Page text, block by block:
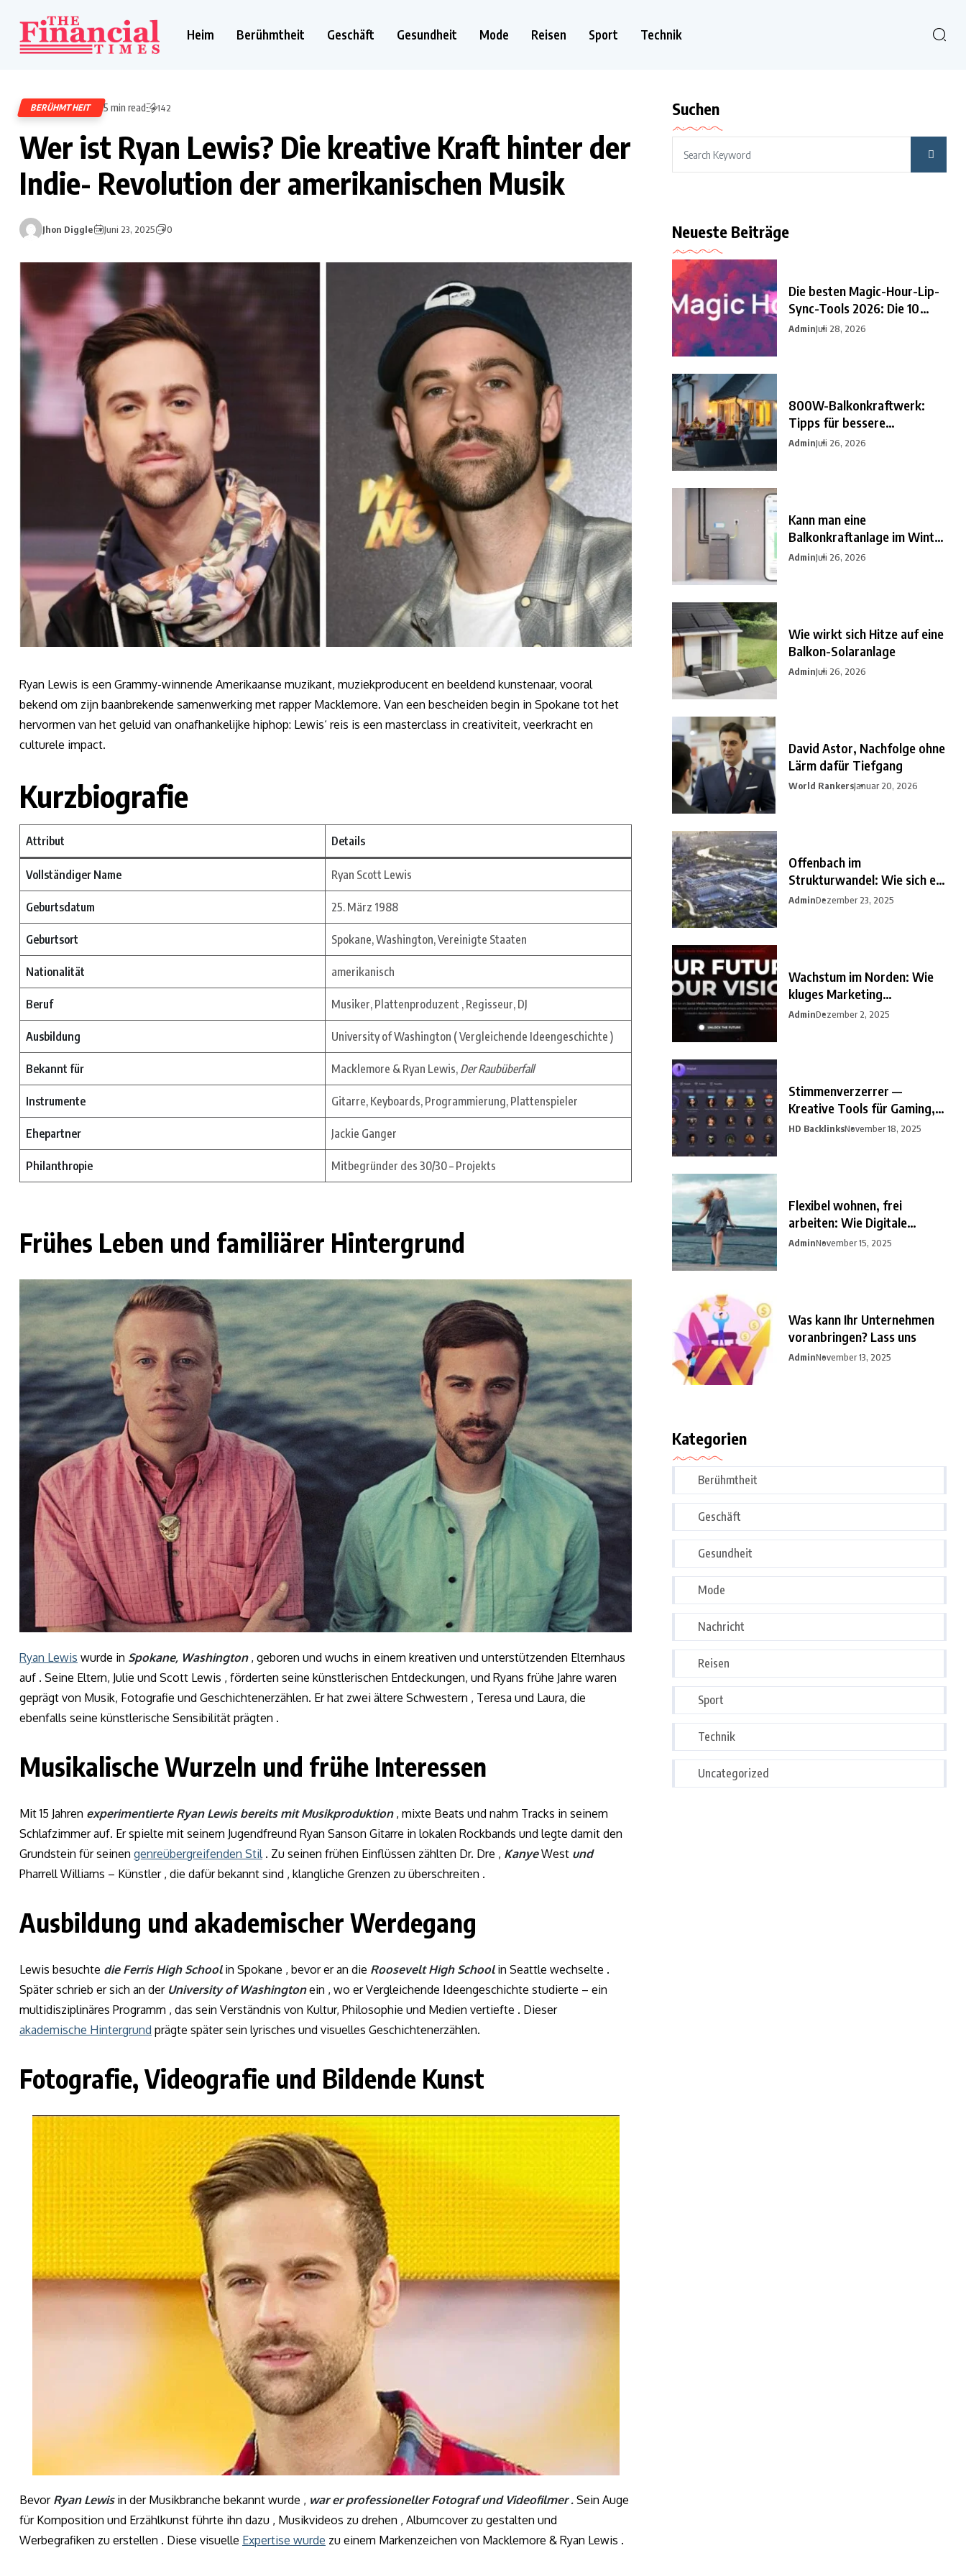
Heim Berühmtheit Geschäft Gesundheit Mode Reisen Sport Technik
BERÜHMTHEIT 5 min read 142
Wer ist Ryan Lewis? Die kreative Kraft hinter der
Indie- Revolution der amerikanischen Musik
Jhon Diggle Juni 23, 2025 0
Ryan Lewis is een Grammy-winnende Amerikaanse muzikant, muziekproducent en beeldend kunstenaar, vooral
bekend om zijn baanbrekende samenwerking met rapper Macklemore. Van een bescheiden begin in Spokane tot het
hervormen van het geluid van onafhankelijke hiphop: Lewis‘ reis is een masterclass in creativiteit, veerkracht en
culturele impact.
Kurzbiografie
Attribut Details
Vollständiger Name Ryan Scott Lewis
Geburtsdatum​​ 25. März 1988
Geburtsort​​ Spokane, Washington, Vereinigte Staaten
Nationalität amerikanisch
Beruf Musiker, Plattenproduzent , Regisseur, DJ
Ausbildung University of Washington ( Vergleichende Ideengeschichte )
Bekannt für Macklemore & Ryan Lewis, Der Raubüberfall
Instrumente Gitarre, Keyboards, Programmierung, Plattenspieler
Ehepartner Jackie Ganger
Philanthropie Mitbegründer des 30/30 – Projekts
Frühes Leben und familiärer Hintergrund
Ryan Lewis wurde in Spokane, Washington, geboren und wuchs in einem kreativen und unterstützenden Elternhaus
auf . Seine Eltern, Julie und Scott Lewis , förderten seine künstlerischen Entdeckungen, und Ryans frühe Jahre waren
geprägt von Musik, Fotografie und Geschichtenerzählen. Er hat zwei ältere Schwestern , Teresa und Laura, die
ebenfalls seine künstlerische Sensibilität prägten .
Musikalische Wurzeln und frühe Interessen
Mit 15 Jahren experimentierte Ryan Lewis bereits mit Musikproduktion, mixte Beats und nahm Tracks in seinem
Schlafzimmer auf. Er spielte mit seinem Jugendfreund Ryan Sanson Gitarre in lokalen Rockbands und legte damit den
Grundstein für seinen genreübergreifenden Stil . Zu seinen frühen Einflüssen zählten Dr. Dre , KanyeWest und
Pharrell Williams – Künstler , die dafür bekannt sind , klangliche Grenzen zu überschreiten .
Ausbildung und akademischer Werdegang
Lewis besuchte die Ferris High Schoolin Spokane , bevor er an die Roosevelt High Schoolin Seattle wechselte .
Später schrieb er sich an der University of Washingtonein , wo er Vergleichende Ideengeschichte studierte – ein
multidisziplinäres Programm , das sein Verständnis von Kultur, Philosophie und Medien vertiefte . Dieser
akademische Hintergrund prägte später sein lyrisches und visuelles Geschichtenerzählen.
Fotografie, Videografie und Bildende Kunst
Bevor Ryan Lewisin der Musikbranche bekannt wurde , war er professioneller Fotograf und Videofilmer . Sein Auge
für Komposition und Erzählkunst führte ihn dazu , Musikvideos zu drehen , Albumcover zu gestalten und
Werbegrafiken zu erstellen . Diese visuelle Expertise wurde zu einem Markenzeichen von Macklemore & Ryan Lewis .
Suchen
Neueste Beiträge
Die besten Magic-Hour-Lip-
Sync-Tools 2026: Die 10
besten
AdminJuli 28, 2026
800W-Balkonkraftwerk:
Tipps für bessere
Einsparungen
AdminJuli 26, 2026
Kann man eine
Balkonkraftanlage im Winter
nutzen?
AdminJuli 26, 2026
Wie wirkt sich Hitze auf eine
Balkon-Solaranlage
AdminJuli 26, 2026
David Astor, Nachfolge ohne
Lärm dafür Tiefgang
World RankersJanuar 20, 2026
Offenbach im
Strukturwandel: Wie sich ein
unterschätzter
AdminDezember 23, 2025
Wachstum im Norden: Wie
kluges Marketing
Unternehmen
AdminDezember 2, 2025
Stimmenverzerrer —
Kreative Tools für Gaming,
Streaming
HD BacklinksNovember 18, 2025
Flexibel wohnen, frei
arbeiten: Wie Digitale
Nomaden
AdminNovember 15, 2025
Was kann Ihr Unternehmen
voranbringen? Lass uns
AdminNovember 13, 2025
Kategorien
Berühmtheit
Geschäft
Gesundheit
Mode
Nachricht
Reisen
Sport
Technik
Uncategorized